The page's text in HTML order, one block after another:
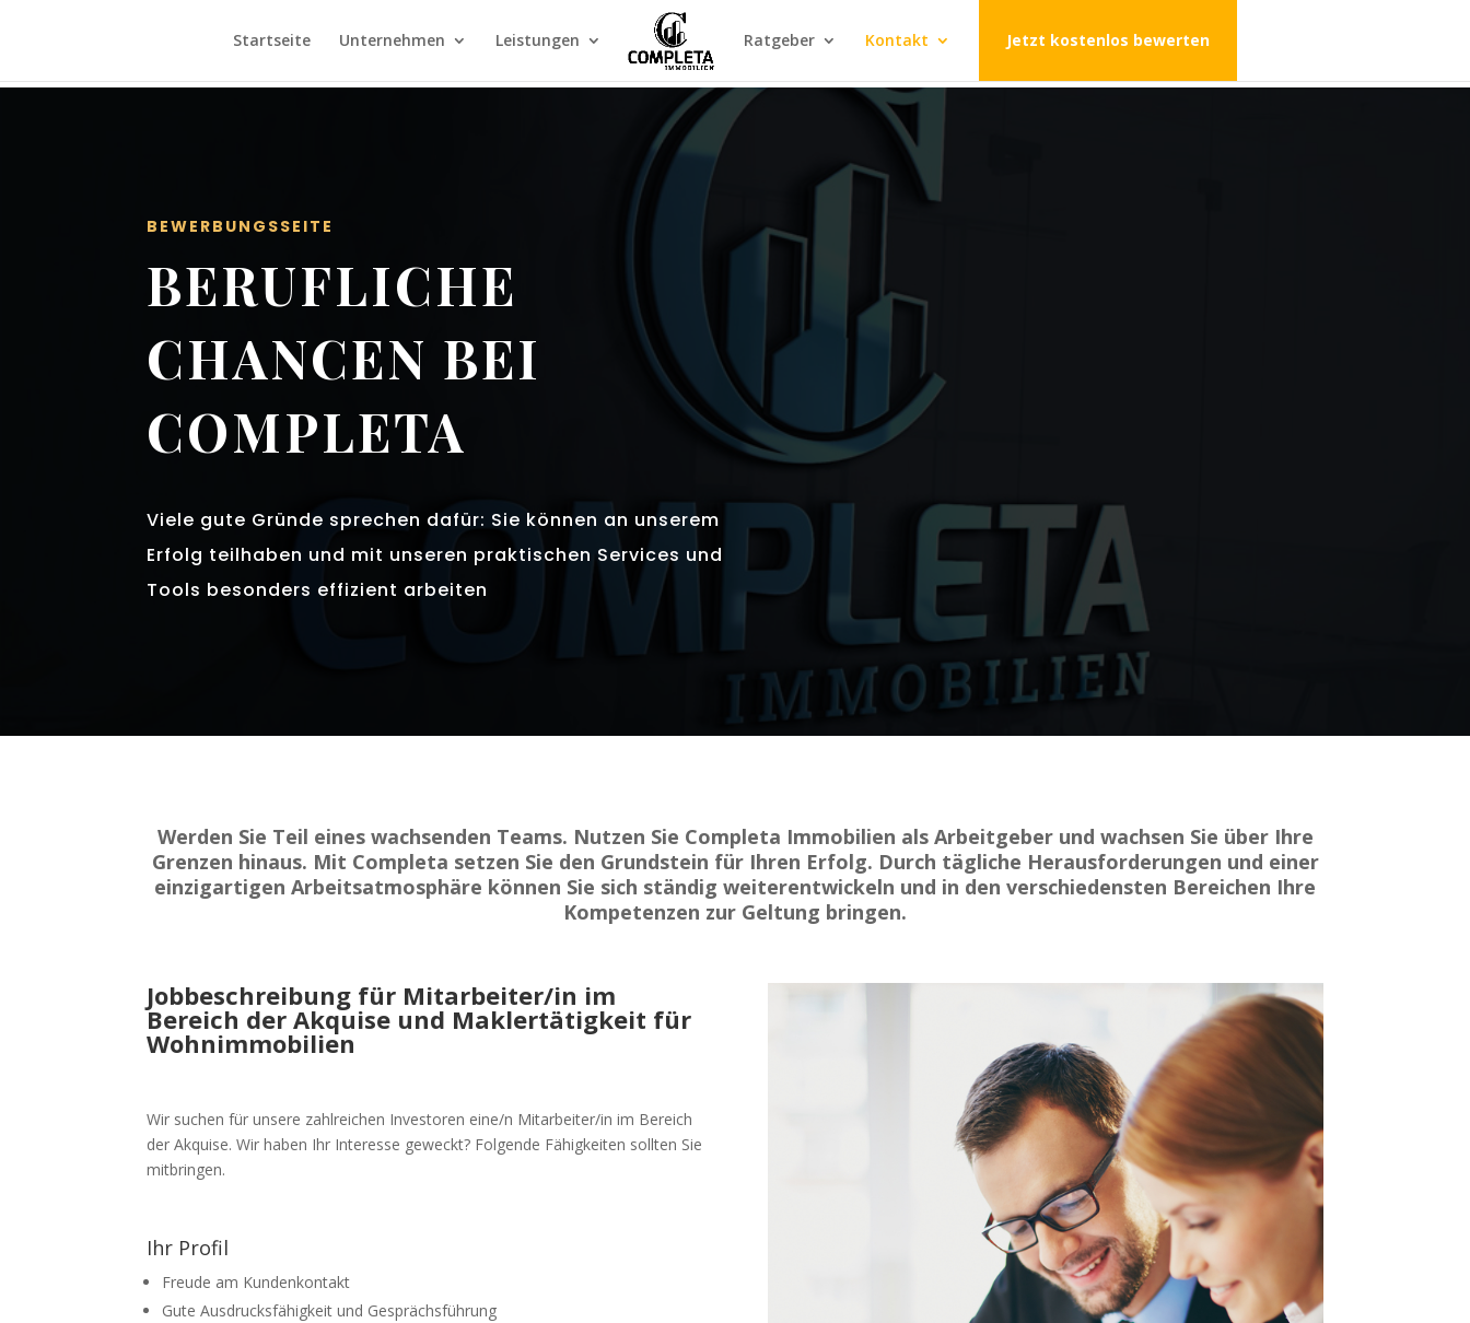
Startseite Unternehmen Leistungen Ratgeber Kontakt Jetzt kostenlos bewerten
BEWERBUNGSSEITE
BERUFLICHE
CHANCEN BEI
COMPLETA
Viele gute Gründe sprechen dafür: Sie können an unserem
Erfolg teilhaben und mit unseren praktischen Services und
Tools besonders effizient arbeiten
Werden Sie Teil eines wachsenden Teams. Nutzen Sie Completa Immobilien als Arbeitgeber und wachsen Sie über Ihre
Grenzen hinaus. Mit Completa setzen Sie den Grundstein für Ihren Erfolg. Durch tägliche Herausforderungen und einer
einzigartigen Arbeitsatmosphäre können Sie sich ständig weiterentwickeln und in den verschiedensten Bereichen Ihre
Kompetenzen zur Geltung bringen.
Jobbeschreibung für Mitarbeiter/in im
Bereich der Akquise und Maklertätigkeit für
Wohnimmobilien
Wir suchen für unsere zahlreichen Investoren eine/n Mitarbeiter/in im Bereich
der Akquise. Wir haben Ihr Interesse geweckt? Folgende Fähigkeiten sollten Sie
mitbringen.
Ihr Profil
Freude am Kundenkontakt
Gute Ausdrucksfähigkeit und Gesprächsführung